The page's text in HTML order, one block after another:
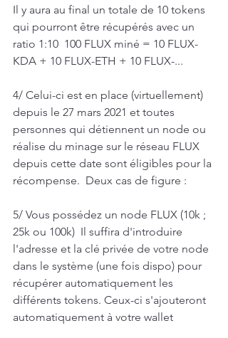
Il y aura au final un totale de 10 tokens
qui pourront être récupérés avec un
ratio 1:10  100 FLUX miné = 10 FLUX-
KDA + 10 FLUX-ETH + 10 FLUX-...
4/ Celui-ci est en place (virtuellement)
depuis le 27 mars 2021 et toutes
personnes qui détiennent un node ou
réalise du minage sur le réseau FLUX
depuis cette date sont éligibles pour la
récompense.  Deux cas de figure :
5/ Vous possédez un node FLUX (10k ;
25k ou 100k)  Il suffira d'introduire
l'adresse et la clé privée de votre node
dans le système (une fois dispo) pour
récupérer automatiquement les
différents tokens. Ceux-ci s'ajouteront
automatiquement à votre wallet